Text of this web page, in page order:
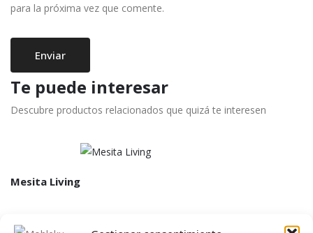
para la próxima vez que comente.
Te puede interesar
Descubre productos relacionados que quizá te interesen
Mesita Living